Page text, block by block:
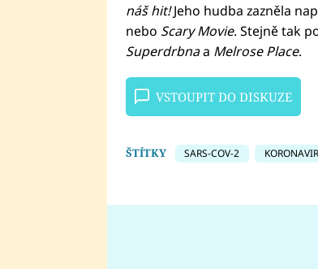
náš hit!Jeho hudba zazněla
nebo Scary Movie. Stejně tak
Superdrbnaa Melrose Place.
VSTOUPIT DO DISKUZE
ŠTÍTKY SARS-COV-2